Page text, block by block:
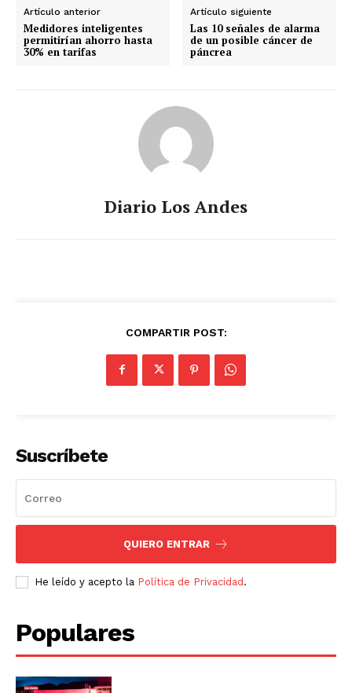
Artículo anterior
Medidores inteligentes
permitirían ahorro hasta
30% en tarifas
Artículo siguiente
Las 10 señales de alarma
de un posible cáncer de
páncrea
Diario Los Andes
COMPARTIR POST:
Suscríbete
QUIERO ENTRAR
He leído y acepto la Política de Privacidad.
Populares